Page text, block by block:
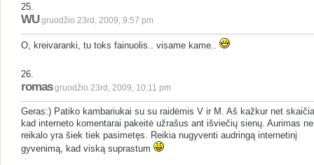
25.
WU gruodžio 23rd, 2009, 9:57 pm
O, kreivaranki, tu toks fainuolis.. visame kame..
26.
romas gruodžio 23rd, 2009, 10:11 pm
Geras:) Patiko kambariukai su su raidėmis V ir M. Aš kažkur net
kad interneto komentarai pakeitė užrašus ant išviečių sienų. Aurimas
reikalo yra šiek tiek pasimetęs. Reikia nugyventi audringą internetinį
gyvenimą, kad viską suprastum